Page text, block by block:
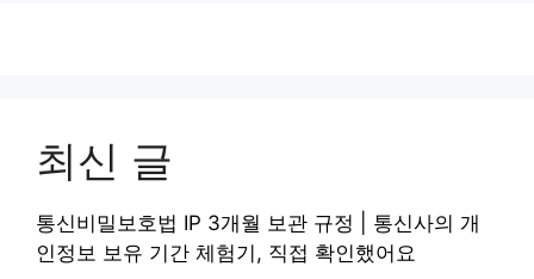
최신 글
통신비밀보호법 IP 3개월 보관 규정 | 통신사의 개
인정보 보유 기간 체험기, 직접 확인했어요